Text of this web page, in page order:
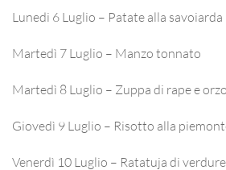
Lunedi 6 Luglio – Patate alla savoiarda
Martedì 7 Luglio – Manzo tonnato
Martedì 8 Luglio – Zuppa di rape e orzo
Giovedì 9 Luglio – Risotto alla
Venerdì 10 Luglio – Ratatuja di verdure